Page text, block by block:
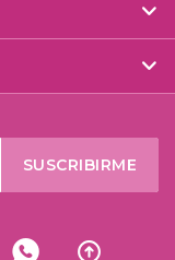
SUSCRIBIRME
 